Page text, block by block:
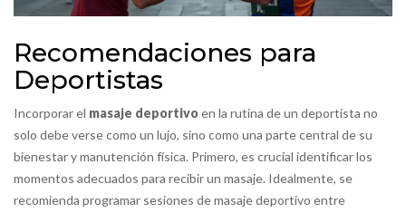
Recomendaciones para
Deportistas
Incorporar el masaje deportivoen la rutina de un deportista no
solo debe verse como un lujo, sino como una parte central de su
bienestar y manutención física. Primero, es crucial identificar los
momentos adecuados para recibir un masaje. Idealmente, se
recomienda programar sesiones de masaje deportivo entre